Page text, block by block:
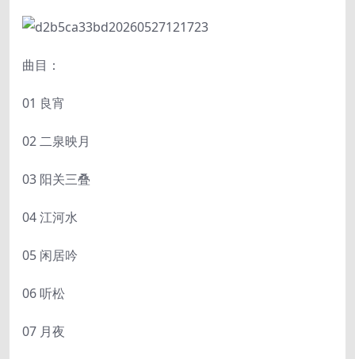
曲目：
01 良宵
02 二泉映月
03 阳关三叠
04 江河水
05 闲居吟
06 听松
07 月夜